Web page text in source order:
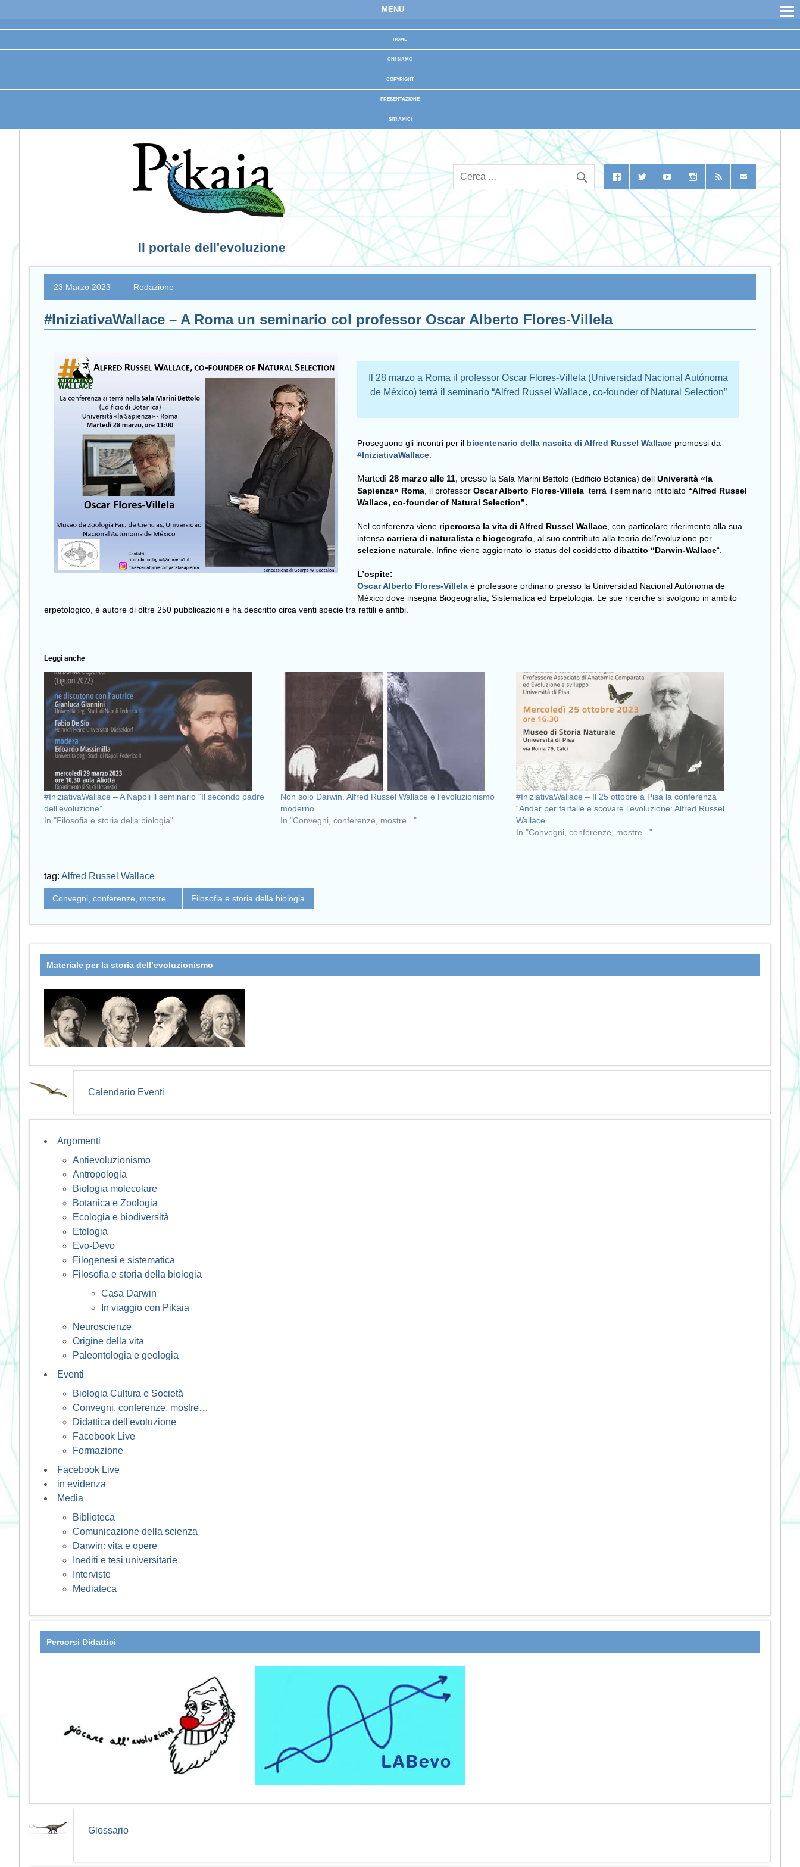
MENU
HOME
CHI SIAMO
COPYRIGHT
PRESENTAZIONE
SITI AMICI
Il portale dell'evoluzione
23 Marzo 2023 Redazione
#IniziativaWallace – A Roma un seminario col professor Oscar Alberto Flores-Villela
Il 28 marzo a Roma il professor Oscar Flores-Villela (Universidad Nacional Autónoma
de México) terrà il seminario “Alfred Russel Wallace, co-founder of Natural Selection”
Proseguono gli incontri per il bicentenario della nascita di Alfred Russel Wallace promossi da
#IniziativaWallace
Martedì28 marzo alle 11, presso laSala Marini Bettolo (Edificio Botanica) dellUniversità «la
Sapienza» Roma , il professorOscar Alberto Flores-Villela terrà il seminario intitolato “Alfred Russel
Wallace, co-founder of Natural Selection”.
Nel conferenza viene ripercorsa la vita di Alfred Russel Wallace , con particolare riferimento alla sua
intensacarriera di naturalista e biogeografo , al suo contributo alla teoria dell’evoluzione per
selezione naturale . Infine viene aggiornato lo status del cosiddettodibattito “Darwin-Wallace“.
L’ospite:
Oscar Alberto Flores-Villela è professore ordinario presso la Universidad Nacional Autónoma de
México dove insegna Biogeografia, Sistematica ed Erpetologia. Le sue ricerche si svolgono in ambito
erpetologico, è autore di oltre 250 pubblicazioni e ha descritto circa venti specie tra rettili e anfibi.
Leggi anche
#IniziativaWallace – A Napoli il seminario “Il secondo padre
dell’evoluzione”
In "Filosofia e storia della biologia"
Non solo Darwin. Alfred Russel Wallace e l’evoluzionismo
moderno
In "Convegni, conferenze, mostre..."
#IniziativaWallace – Il 25 ottobre a Pisa la conferenza
“Andar per farfalle e scovare l’evoluzione: Alfred Russel
Wallace
In "Convegni, conferenze, mostre..."
tag: Alfred Russel Wallace
Convegni, conferenze, mostre... Filosofia e storia della biologia
Materiale per la storia dell’evoluzionismo
Calendario Eventi
Argomenti
Antievoluzionismo
Antropologia
Biologia molecolare
Botanica e Zoologia
Ecologia e biodiversità
Etologia
Evo-Devo
Filogenesi e sistematica
Filosofia e storia della biologia
Casa Darwin
In viaggio con Pikaia
Neuroscienze
Origine della vita
Paleontologia e geologia
Eventi
Biologia Cultura e Società
Convegni, conferenze, mostre…
Didattica dell'evoluzione
Facebook Live
Formazione
Facebook Live
in evidenza
Media
Biblioteca
Comunicazione della scienza
Darwin: vita e opere
Inediti e tesi universitarie
Interviste
Mediateca
Percorsi Didattici
Glossario